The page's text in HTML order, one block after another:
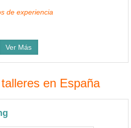
de experiencia
Ver Más
en España